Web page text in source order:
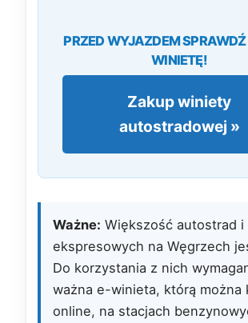
PRZED WYJAZDEM
WINIETĘ!
Zakup winiety
autostradowej »
Ważne: Większość autostrad i
ekspresowych na Węgrzech
Do korzystania z nich
ważna e-winieta, którą można
online, na stacjach